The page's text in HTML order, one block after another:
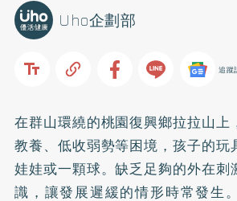
Uho企劃部
追蹤
在群山環繞的桃園復興鄉拉拉山上
教養、低收弱勢等困境，孩子的玩
娃娃或一顆球。缺乏足夠的外在刺
識，讓發展遲緩的情形時常發生